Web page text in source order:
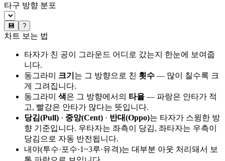
타구 방향 분포
💾 ?
차트 보는 법
타자가 친 공이 그라운드 어디로 갔는지 한눈에 보여줍
니다.
동그라미 크기 는 그 방향으로 친 횟수 — 많이 칠수록 크
게 그려집니다.
동그라미 색은 그 방향에서의 타율 — 파랑은 안타가 적
고, 빨강은 안타가 많다는 뜻입니다.
당김(Pull) · 중앙(Cent) · 반대(Oppo)는 타자가 스윙한 방
향 기준입니다. 우타자는 좌측이 당김, 좌타자는 우측이
당김으로 자동 반전됩니다.
내야(투수·포수·1~3루·유격)는 대부분 아웃 처리돼서 보